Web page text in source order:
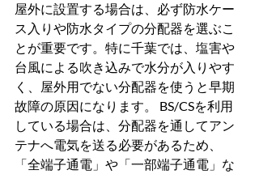
屋外に設置する場合は、必ず防水ケー
ス入りや防水タイプの分配器を選ぶこ
とが重要です。特に千葉では、塩害や
台風による吹き込みで水分が入りやす
く、屋外用でない分配器を使うと早期
故障の原因になります。 BS/CSを利用
している場合は、分配器を通してアン
テナへ電気を送る必要があるため、
「全端子通電」や「一部端子通電」な